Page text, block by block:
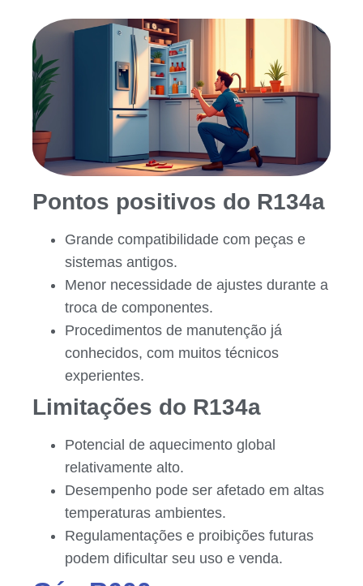
Pontos positivos do R134a
Grande compatibilidade com peças e
sistemas antigos.
Menor necessidade de ajustes durante a
troca de componentes.
Procedimentos de manutenção já
conhecidos, com muitos técnicos
experientes.
Limitações do R134a
Potencial de aquecimento global
relativamente alto.
Desempenho pode ser afetado em altas
temperaturas ambientes.
Regulamentações e proibições futuras
podem dificultar seu uso e venda.